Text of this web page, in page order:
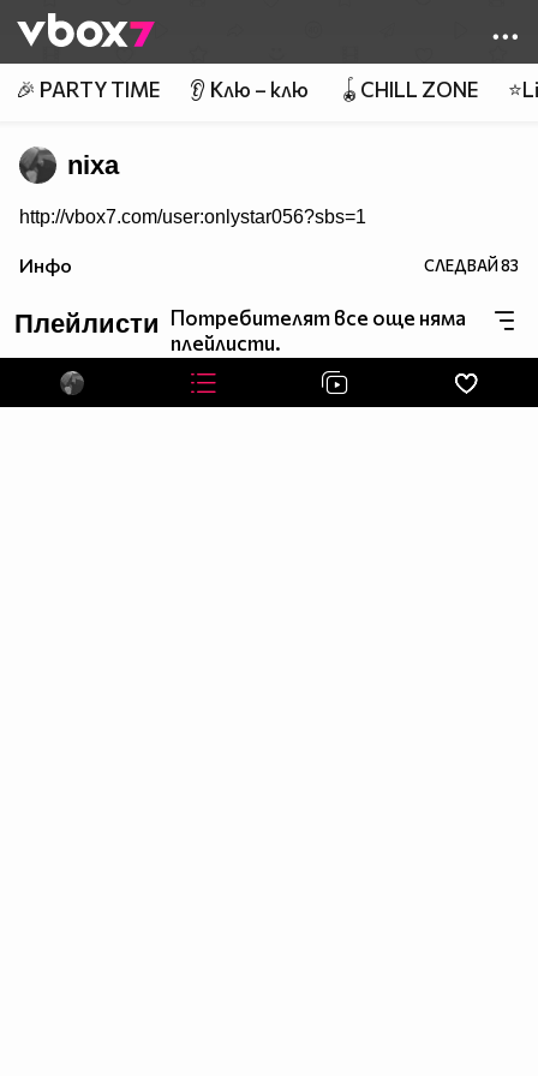
👾
🎉 PARTY TIME 👂 Клю – клю 🪀CHILL ZONE
nixa
http://vbox7.com/user:onlystar056?sbs=1
Инфо СЛЕДВАЙ83
Плейлисти Потребителят все още няма
плейлисти.